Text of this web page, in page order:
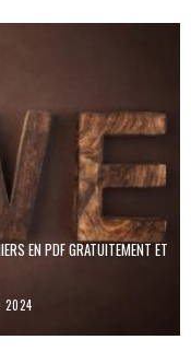
EN PDF GRATUITEMENT ET
2024